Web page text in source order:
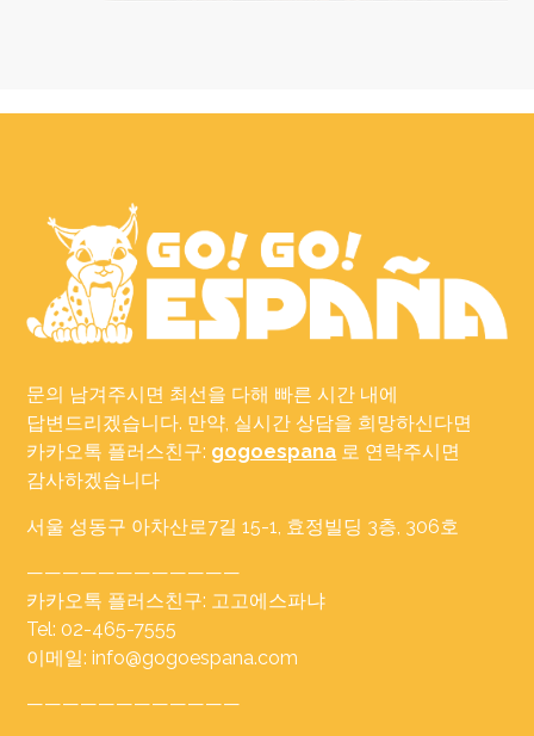
문의 남겨주시면 최선을 다해 빠른 시간 내에
답변드리겠습니다. 만약, 실시간 상담을 희망하신다면
카카오톡 플러스친구: gogoespana 로 연락주시면
감사하겠습니다
서울 성동구 아차산로7길 15-1, 효정빌딩 3층, 306호
————————————
카카오톡 플러스친구: 고고에스파냐
Tel: 02-465-7555
이메일: info@gogoespana.com
————————————